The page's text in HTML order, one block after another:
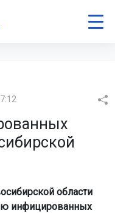
области
инфицированных